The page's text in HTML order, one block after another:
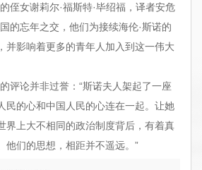
侄女谢莉尔·福斯特·毕绍福，译者安危
的忘年之交，他们为接续海伦·斯诺的
并影响着更多的青年人加入到这一伟大
论并非过誉：“斯诺夫人架起了一座
民的心和中国人民的心连在一起。让她
界上大不相同的政治制度背后，有着真
他们的思想，相距并不遥远。”